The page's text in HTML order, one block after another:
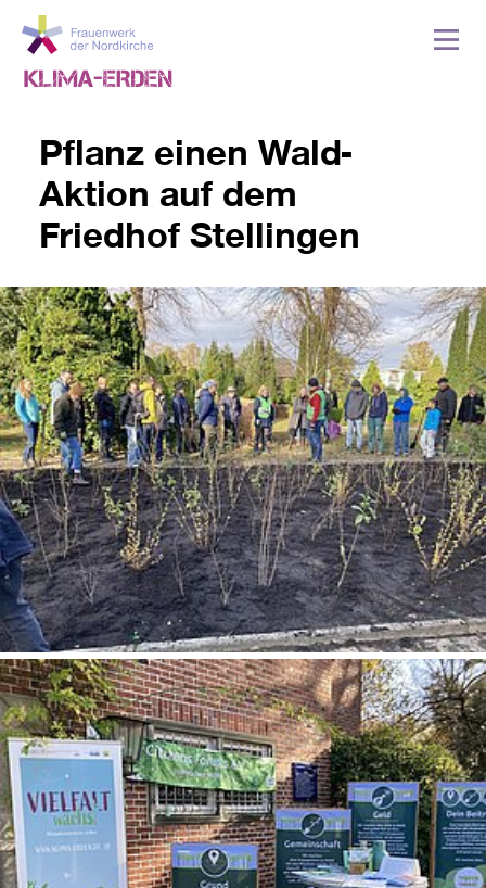
Pflanz einen Wald-
Aktion auf dem
Friedhof Stellingen